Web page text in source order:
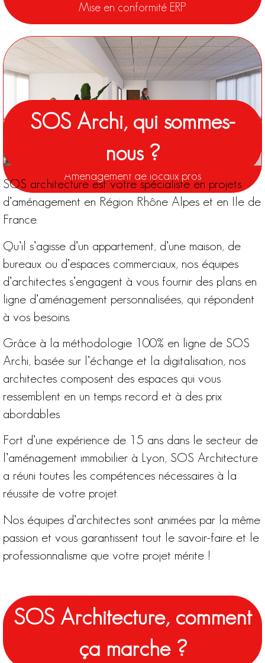
Mise en conformité ERP
Aménagement de locaux pros
SOS Archi, qui sommes-
nous ?
SOS architecture estvotre spécialiste en projets
d’aménagement en Région Rhône Alpes et en Ile de
France
Qu’il s’agisse d’un appartement, d’une maison, de
bureaux ou d’espaces commerciaux, nos équipes
d’architectes s’engagent à vous fournir des plans en
ligne d’aménagement personnalisées, qui répondent
à vos besoins
Grâce à la méthodologie 100% en ligne de SOS
Archi, basée sur l’échange et la digitalisation, nos
architectes composent des espaces qui vous
ressemblent en un temps record et à des prix
abordables.
Fort d’une expérience de 15 ans dans le secteur de
l’aménagement immobilier à Lyon, SOS Architecture
a réuni toutes les compétences nécessaires à la
réussite de votre projet.
Nos équipes d’architectes sont animées par la même
passion et vous garantissent tout le savoir-faire et le
professionnalisme que votre projet mérite !
SOS Architecture, comment
ça marche ?